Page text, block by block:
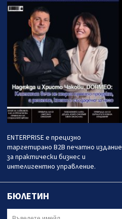
ENTERPRISE е прецизно
таргетирано B2B печатно издание
за практически бизнес и
интелигентно управление.
БЮЛЕТИН